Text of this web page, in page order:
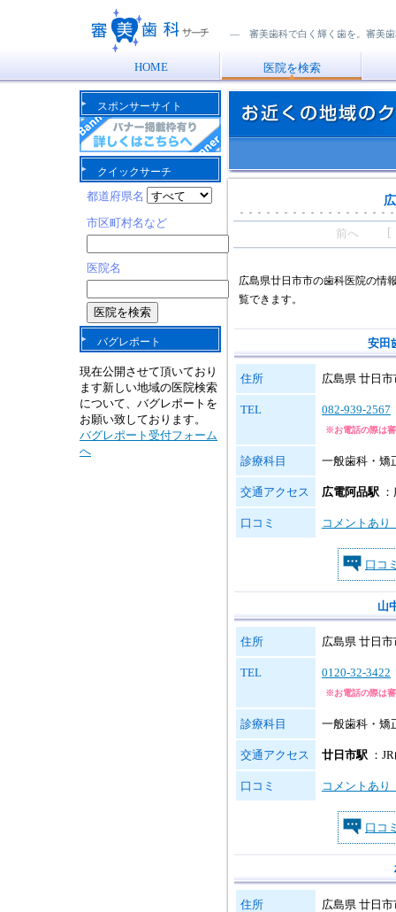
― 審美歯科で白く輝く歯を。審美
HOME 医院を検索
前へ
広島県廿日市市の歯科医院の情
覧できます。
安田
住所 広島県 廿日
TEL 082-939-2567
※お電話の際は
診療科目 一般歯科・矯
交通アクセス 広電阿品駅
口コミ コメントあり
口コ
山
住所 広島県 廿日
TEL 0120-32-3422
※お電話の際は
診療科目 一般歯科・矯
交通アクセス 廿日市駅 ：
口コミ コメントあり
口コ
住所 広島県 廿日
スポンサーサイト
クイックサーチ
都道府県名
市区町村名など
医院名
バグレポート
現在公開させて頂いており
ます新しい地域の医院検索
について、バグレポートを
お願い致しております。
バグレポート受付フォーム
へ